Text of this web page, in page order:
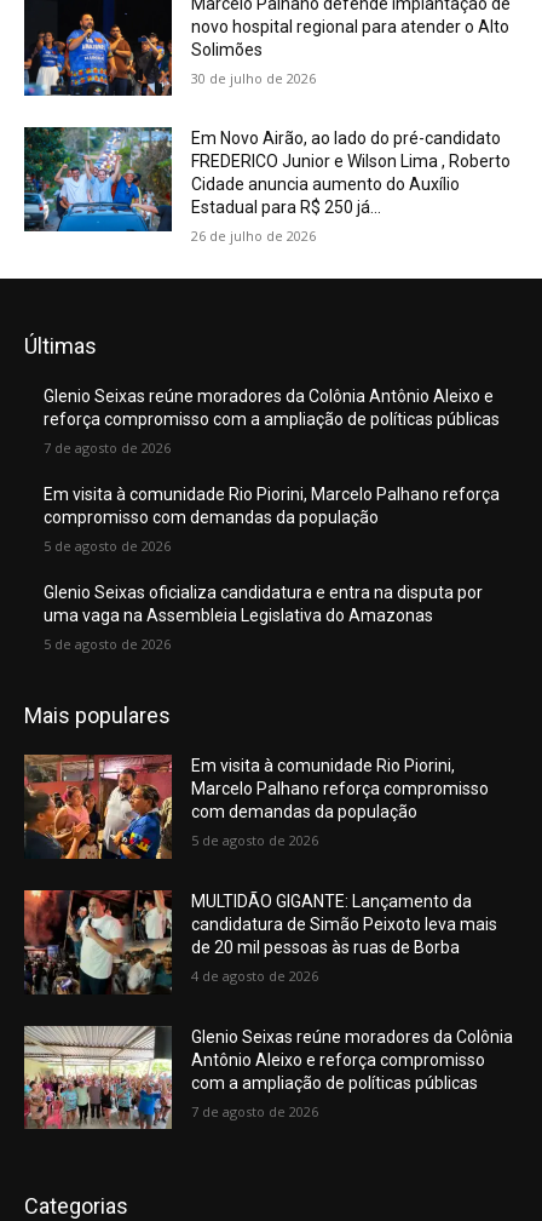
novo hospital regional para atender o Alto
Solimões
30 de julho de 2026
Em Novo Airão, ao lado do pré-candidato
FREDERICO Junior e Wilson Lima , Roberto
Cidade anuncia aumento do Auxílio
Estadual para R$ 250 já...
26 de julho de 2026
Últimas
Glenio Seixas reúne moradores da Colônia Antônio Aleixo e
reforça compromisso com a ampliação de políticas públicas
7 de agosto de 2026
Em visita à comunidade Rio Piorini, Marcelo Palhano reforça
compromisso com demandas da população
5 de agosto de 2026
Glenio Seixas oficializa candidatura e entra na disputa por
uma vaga na Assembleia Legislativa do Amazonas
5 de agosto de 2026
Mais populares
Em visita à comunidade Rio Piorini,
Marcelo Palhano reforça compromisso
com demandas da população
5 de agosto de 2026
MULTIDÃO GIGANTE: Lançamento da
candidatura de Simão Peixoto leva mais
de 20 mil pessoas às ruas de Borba
4 de agosto de 2026
Glenio Seixas reúne moradores da Colônia
Antônio Aleixo e reforça compromisso
com a ampliação de políticas públicas
7 de agosto de 2026
Categorias